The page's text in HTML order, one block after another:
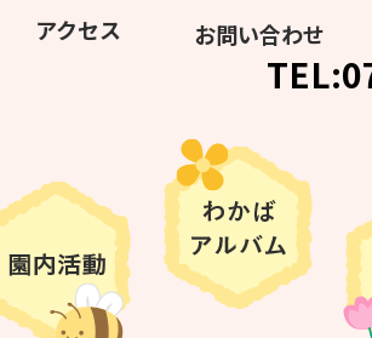
アクセス お問い合わせ